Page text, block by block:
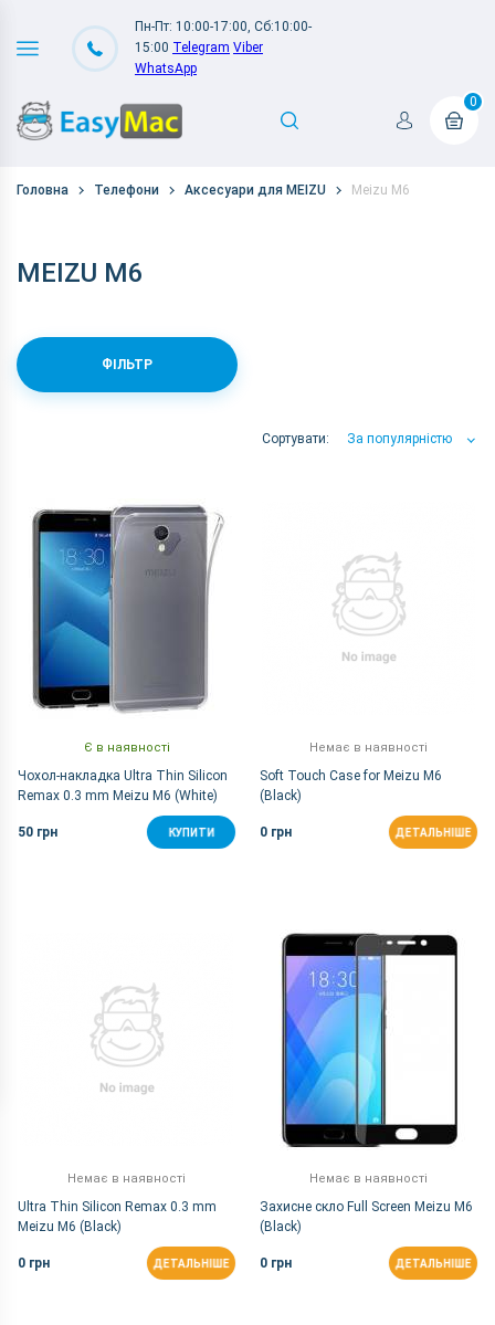
Пн-Пт: 10:00-17:00, Сб:10:00-
15:00 Telegram Viber
WhatsApp
0
Головна Телефони Аксесуари для MEIZU Meizu M6
MEIZU M6
ФІЛЬТР
Сортувати: За популярністю
За популярністю
Є в наявності
Чохол-накладка Ultra Thin Silicon
Remax 0.3 mm Meizu M6 (White)
50 грн КУПИТИ
Немає в наявності
Soft Touch Case for Meizu M6
(Black)
0 грн ДЕТАЛЬНІШЕ
Немає в наявності
Ultra Thin Silicon Remax 0.3 mm
Meizu M6 (Black)
0 грн ДЕТАЛЬНІШЕ
Немає в наявності
Захисне скло Full Screen Meizu M6
(Black)
0 грн ДЕТАЛЬНІШЕ